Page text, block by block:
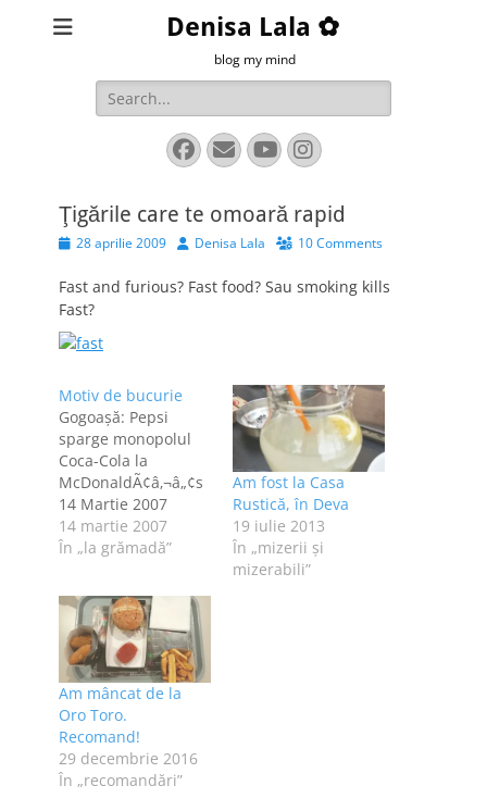
Denisa Lala ✿
blog my mind
Search
for:
Facebook
EmailYouTube
Instagram
Ţigările care te omoară rapid
Posted
28 aprilie 2009 AuthorDenisa Lala 10 Comments
Fast and furious? Fast food? Sau smoking kills
Fast?
Motiv de bucurie
Gogoaşă: Pepsi
sparge monopolul
Coca-Cola la
McDonaldÃ¢â‚¬â„¢s
14 Martie 2007
Adelina Vlad Dupa
52 de ani, clientul
de fast-food va
putea alege bauturi
din portofoliul
ambilor producatori
de bauturi
racoritoare io:
daaaaaa io: am cetit
azi noapte Gogoaşă:
Toti din bloc de la
tine gem in urma…
14 martie 2007
În „la grămadă”
Am fost la Casa
Rustică, în Deva
19 iulie 2013
În „mizerii şi
mizerabili”
Am mâncat de la
Oro Toro.
Recomand!
29 decembrie 2016
În „recomandări”